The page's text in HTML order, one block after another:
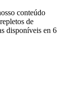
conteúdo
de
disponíveis en 6